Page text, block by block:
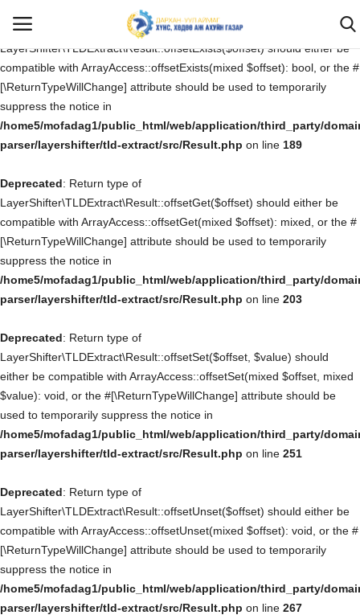
Deprecated
: Return type of
LayerShifter\TLDExtract\Result::offsetExists($offset) should either be
compatible with ArrayAccess::offsetExists(mixed $offset): bool, or the #
[\ReturnTypeWillChange] attribute should be used to temporarily
suppress the notice in
/home5/mofadag1/public_html/web/application/third_party/
parser/layershifter/tld-extract/src/Result.php on line 189
Deprecated: Return type of
LayerShifter\TLDExtract\Result::offsetGet($offset) should either be
compatible with ArrayAccess::offsetGet(mixed $offset): mixed, or the #
[\ReturnTypeWillChange] attribute should be used to temporarily
suppress the notice in
/home5/mofadag1/public_html/web/application/third_party/
parser/layershifter/tld-extract/src/Result.php on line 203
Deprecated: Return type of
LayerShifter\TLDExtract\Result::offsetSet($offset, $value) should
either be compatible with ArrayAccess::offsetSet(mixed $offset, mixed
$value): void, or the #[\ReturnTypeWillChange] attribute should be
used to temporarily suppress the notice in
/home5/mofadag1/public_html/web/application/third_party/
parser/layershifter/tld-extract/src/Result.php on line 251
Deprecated: Return type of
LayerShifter\TLDExtract\Result::offsetUnset($offset) should either be
compatible with ArrayAccess::offsetUnset(mixed $offset): void, or the #
[\ReturnTypeWillChange] attribute should be used to temporarily
suppress the notice in
/home5/mofadag1/public_html/web/application/third_party/
parser/layershifter/tld-extract/src/Result.php on line 267
Нэвтрэх Бүртгүүлэх
Эхлэх
САНАЛ ХҮСЭЛТ, ӨРГӨДӨЛ ГОМДОЛ
Бидний тухай
Мэдээ мэдээлэл
Ил тод байдал
Хууль тогтоомж
Үйлчилгээ
Төсөл хөтөлбөр